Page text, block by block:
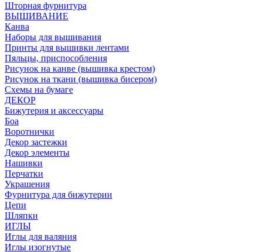
Шторная фурнитура
ВЫШИВАНИЕ
Канва
Наборы для вышивания
Принты для вышивки лентами
Пяльцы, приспособления
Рисунок на канве (вышивка крестом)
Рисунок на ткани (вышивка бисером)
Схемы на бумаге
ДЕКОР
Бижутерия и аксессуары
Боа
Воротнички
Декор застежки
Декор элементы
Нашивки
Перчатки
Украшения
Фурнитура для бижутерии
Цепи
Шляпки
ИГЛЫ
Иглы для валяния
Иглы изогнутые